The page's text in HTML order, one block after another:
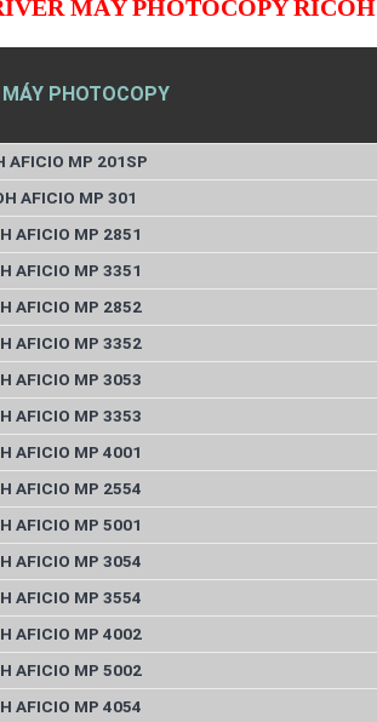
MÁY PHOTOCOPY RICOH
PHOTOCOPY
AFICIO MP 201SP
AFICIO MP 301
AFICIO MP 2851
AFICIO MP 3351
AFICIO MP 2852
AFICIO MP 3352
AFICIO MP 3053
AFICIO MP 3353
AFICIO MP 4001
AFICIO MP 2554
AFICIO MP 5001
AFICIO MP 3054
AFICIO MP 3554
AFICIO MP 4002
AFICIO MP 5002
AFICIO MP 4054